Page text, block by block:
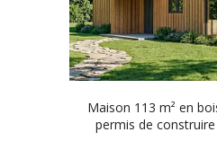
Maison 113 m² en